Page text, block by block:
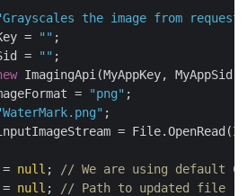
the image from request
= ""
= ""
ImagingApi(MyAppKey, MyAppSid,
= "png"
=
null ;
// We are using default
null ;
// Path to updated file (if